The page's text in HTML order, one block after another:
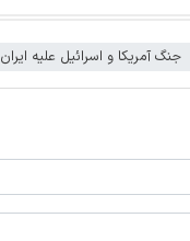
جنگ آمریکا و اسرائیل علیه ایران